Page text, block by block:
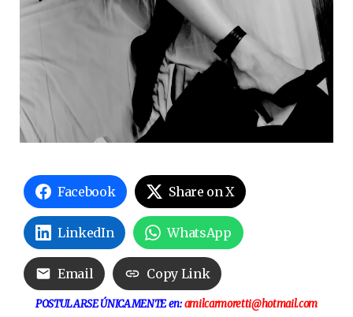
Facebook Share on X
LinkedIn WhatsApp
Email Copy Link
POSTULARSE ÚNICAMENTE en:amilcarmoretti@hotmail.com